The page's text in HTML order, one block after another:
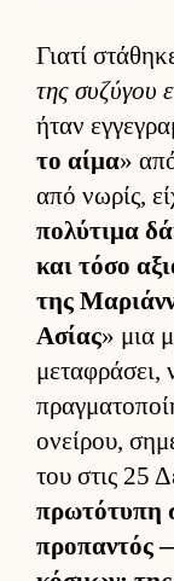
Γιατί
της συζύγου
ήταν
το αίμα»
από νωρίς,
πολύτιμα
και τόσο
της
Ασίας» μια
μεταφράσει,
ονεί­ρου,
του στις 25
πρωτότυπη
προπαντός